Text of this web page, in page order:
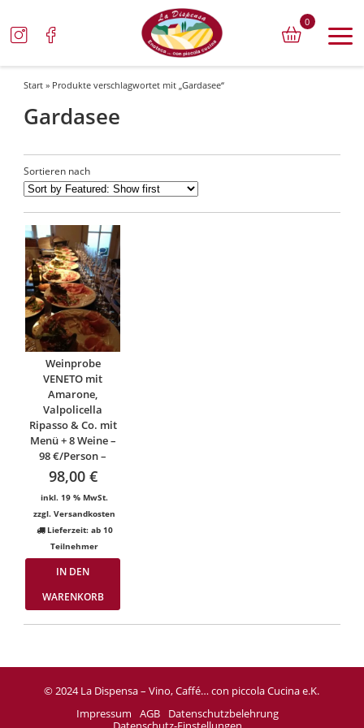
0
Start » Produkte verschlagwortet mit „Gardasee“
Gardasee
Sortieren nach
Weinprobe
VENETO mit
Amarone,
Valpolicella
Ripasso & Co. mit
Menü + 8 Weine –
98 €/Person –
98,00 €
inkl. 19 % MwSt.
zzgl.Versandkosten
Lieferzeit: ab 10
Teilnehmer
IN DEN
WARENKORB
© 2024 La Dispensa – Vino, Caffé… con piccola Cucina e.K.
Impressum
AGB
Datenschutzbelehrung